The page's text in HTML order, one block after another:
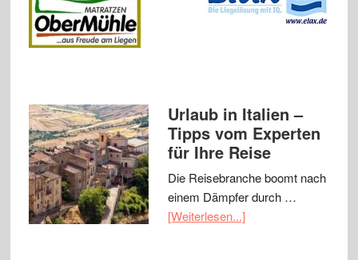
Urlaub in Italien –
Tipps vom Experten
für Ihre Reise
Die Reisebranche boomt nach
einem Dämpfer durch …
[Weiterlesen...]